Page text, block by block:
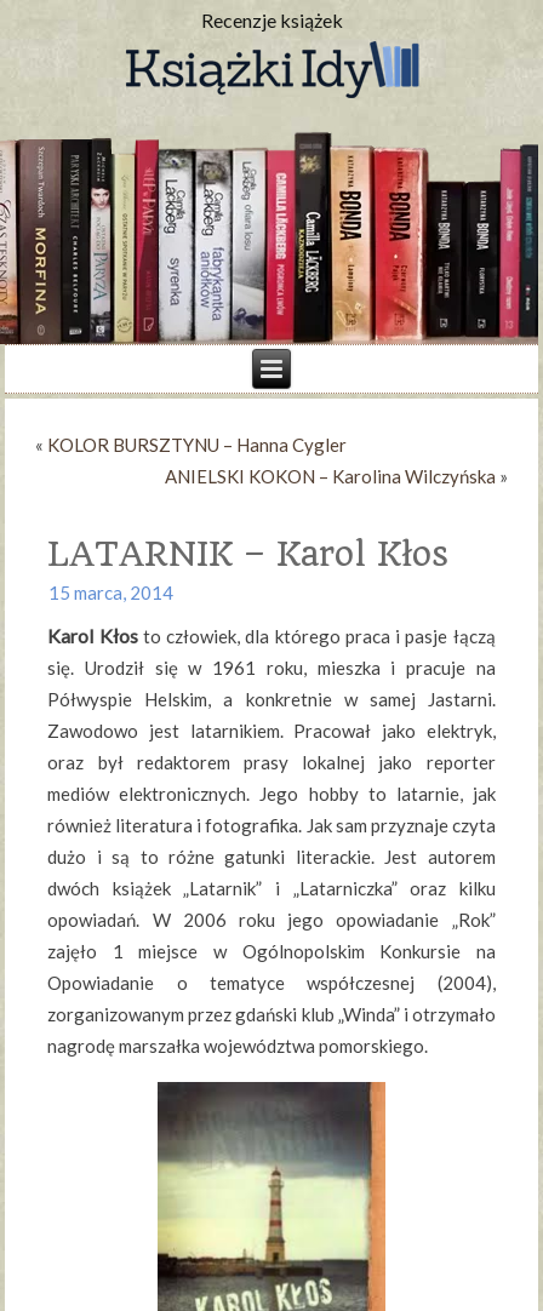
Recenzje książek
« KOLOR BURSZTYNU – Hanna Cygler
ANIELSKI KOKON – Karolina Wilczyńska »
LATARNIK – Karol Kłos
15 marca, 2014
Karol Kłosto człowiek, dla którego praca i pasje łączą
się. Urodził się w 1961 roku, mieszka i pracuje na
Półwyspie Helskim, a konkretnie w samej Jastarni.
Zawodowo jest latarnikiem. Pracował jako elektryk,
oraz był redaktorem prasy lokalnej jako reporter
mediów elektronicznych. Jego hobby to latarnie, jak
również literatura i fotografika. Jak sam przyznaje czyta
dużo i są to różne gatunki literackie. Jest autorem
dwóch książek „Latarnik” i „Latarniczka” oraz kilku
opowiadań. W 2006 roku jego opowiadanie „Rok”
zajęło 1 miejsce w Ogólnopolskim Konkursie na
Opowiadanie o tematyce współczesnej (2004),
zorganizowanym przez gdański klub „Winda” i otrzymało
nagrodę marszałka województwa pomorskiego.